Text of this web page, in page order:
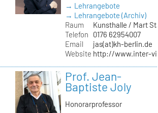
→ Lehrangebote
→ Lehrangebote (Archiv)
Raum
Kunsthalle / Mart
Telefon
0176 62954007
Email
jas(at)kh-berlin.de
Website http://www.inter-
Prof. Jean-
Baptiste Joly
Honorarprofessor